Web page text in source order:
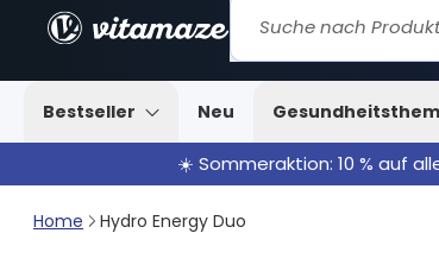
Bestseller Neu
☀️ Sommeraktion: 10 % auf
Home Hydro Energy Duo